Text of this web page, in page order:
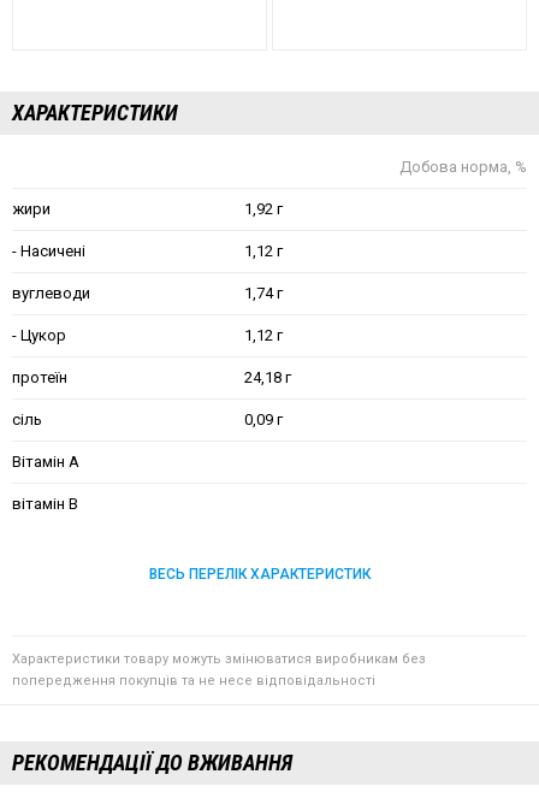
ХАРАКТЕРИСТИКИ
Добова норма, %
жири 1,92 г
- Насичені 1,12 г
вуглеводи 1,74 г
- Цукор 1,12 г
протеїн 24,18 г
сіль 0,09 г
Вітамін А
вітамін В
ВЕСЬ ПЕРЕЛІК ХАРАКТЕРИСТИК
Характеристики товару можуть змінюватися виробникам без
попередження покупців та не несе відповідальності
РЕКОМЕНДАЦІЇ ДО ВЖИВАННЯ